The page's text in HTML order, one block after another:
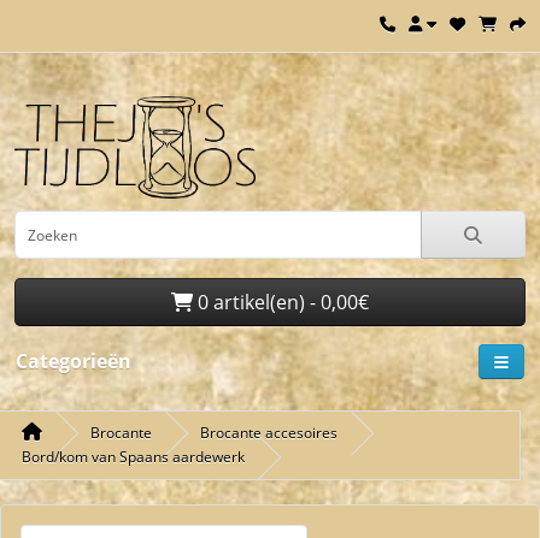
0 artikel(en) - 0,00€
Categorieën
Brocante
Brocante accesoires
Bord/kom van Spaans aardewerk